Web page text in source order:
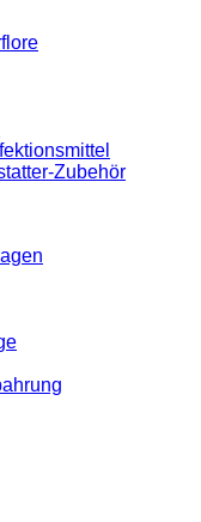
Zubehör